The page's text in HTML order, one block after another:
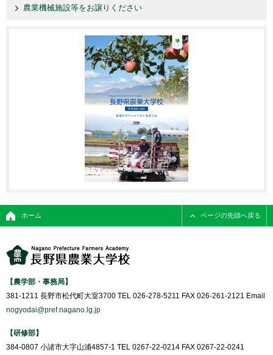
農業機械施設等をお譲りください
ホーム ページの先頭へ戻る
【農学部・事務局】
381-1211 長野市松代町大室3700 TEL 026-278-5211 FAX 026-261-2121 Email
nogyodai@pref.nagano.lg.jp
【研修部】
384-0807 小諸市大字山浦4857-1 TEL 0267-22-0214 FAX 0267-22-0241